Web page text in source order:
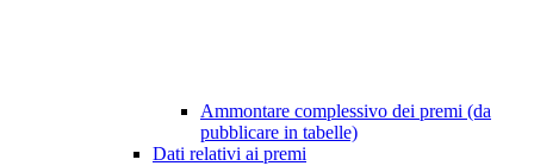
Ammontare complessivo dei premi (da
pubblicare in tabelle)
Dati relativi ai premi